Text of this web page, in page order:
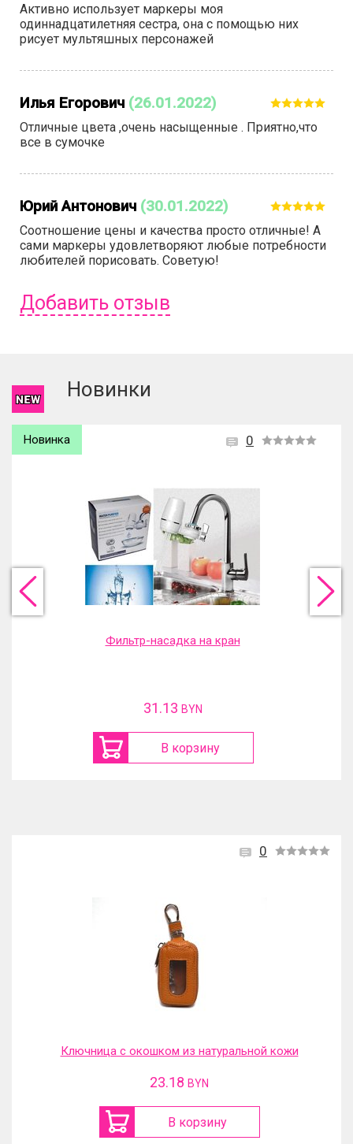
Активно использует маркеры моя
одиннадцатилетняя сестра, она с помощью них
рисует мультяшных персонажей
Илья Егорович (26.01.2022)
Отличные цвета ,очень насыщенные . Приятно,что
все в сумочке
Юрий Антонович (30.01.2022)
Соотношение цены и качества просто отличные! А
сами маркеры удовлетворяют любые потребности
любителей порисовать. Советую!
Добавить отзыв
Новинки
0
Новинка
Фильтр-насадка на кран
31.13 BYN
В корзину
0
Ключница с окошком из натуральной кожи
23.18 BYN
В корзину